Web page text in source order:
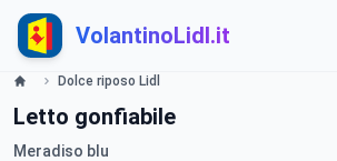
VolantinoLidl.it
Dolce riposo Lidl
Letto gonfiabile
Meradiso blu